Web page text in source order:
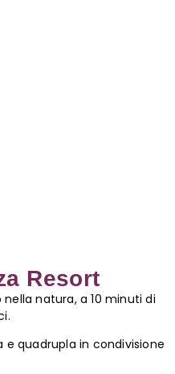
Resort
natura, a 10 minuti di
quadrupla in condivisione